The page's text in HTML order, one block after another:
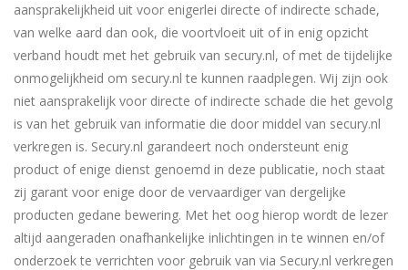
aansprakelijkheid uit voor enigerlei directe of indirecte schade,
van welke aard dan ook, die voortvloeit uit of in enig opzicht
verband houdt met het gebruik van secury.nl, of met de tijdelijke
onmogelijkheid om secury.nl te kunnen raadplegen. Wij zijn ook
niet aansprakelijk voor directe of indirecte schade die het gevolg
is van het gebruik van informatie die door middel van secury.nl
verkregen is. Secury.nl garandeert noch ondersteunt enig
product of enige dienst genoemd in deze publicatie, noch staat
zij garant voor enige door de vervaardiger van dergelijke
producten gedane bewering. Met het oog hierop wordt de lezer
altijd aangeraden onafhankelijke inlichtingen in te winnen en/of
onderzoek te verrichten voor gebruik van via Secury.nl verkregen